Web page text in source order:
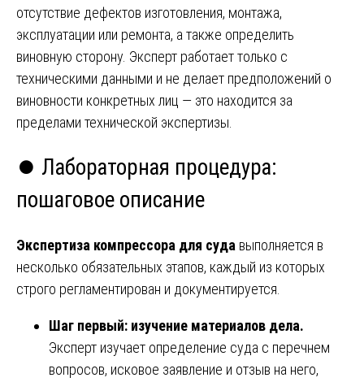
отсутствие дефектов изготовления, монтажа,
эксплуатации или ремонта, а также определить
виновную сторону. Эксперт работает только с
техническими данными и не делает предположений о
виновности конкретных лиц — это находится за
пределами технической экспертизы.
⏺️ Лабораторная процедура:
пошаговое описание
Экспертиза компрессора для суда выполняется в
несколько обязательных этапов, каждый из которых
строго регламентирован и документируется.
Шаг первый: изучение материалов дела.
Эксперт изучает определение суда с перечнем
вопросов, исковое заявление и отзыв на него,